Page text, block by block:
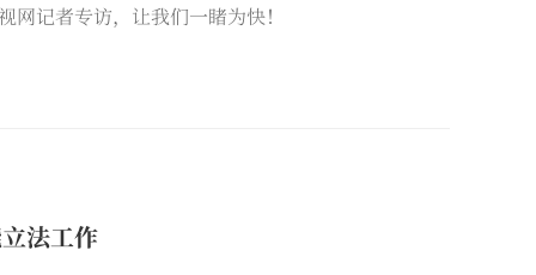
记者专访，让我们一睹为快！
法工作